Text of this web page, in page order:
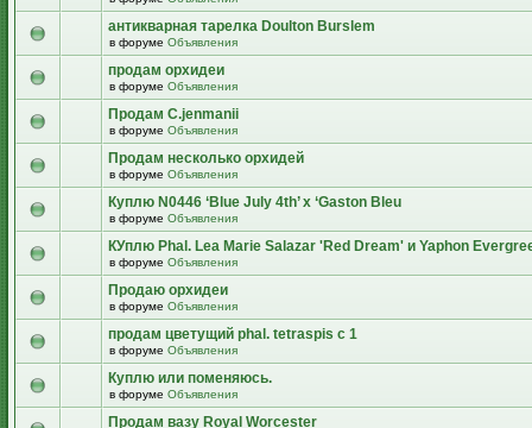
антикварная тарелка Doulton Burslem
в форуме Объявления
продам орхидеи
в форуме Объявления
Продам C.jenmanii
в форуме Объявления
Продам несколько орхидей
в форуме Объявления
Куплю N0446 ‘Blue July 4th’ x ‘Gaston Bleu
в форуме Объявления
КУплю Phal. Lea Marie Salazar 'Red Dream' и Yaphon
в форуме Объявления
Продаю орхидеи
в форуме Объявления
продам цветущий рhal. tetraspis с 1
в форуме Объявления
Куплю или поменяюсь.
в форуме Объявления
Продам вазу Royal Worcester